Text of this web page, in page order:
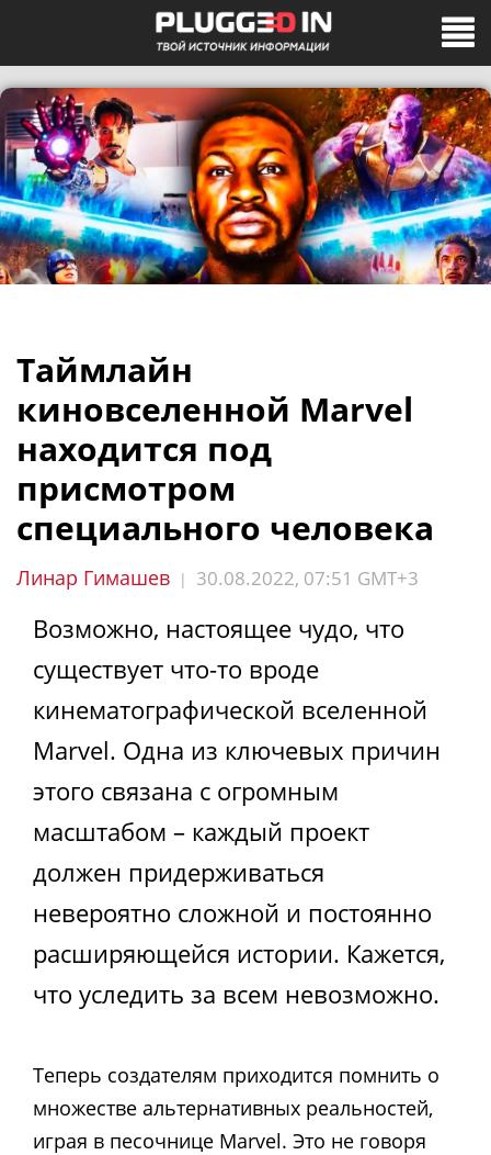
Таймлайн
киновселенной Marvel
находится под
присмотром
специального человека
Линар Гимашев | 30.08.2022, 07:51 GMT+3
Возможно, настоящее чудо, что
существует что-то вроде
кинематографической вселенной
Marvel. Одна из ключевых причин
этого связана с огромным
масштабом – каждый проект
должен придерживаться
невероятно сложной и постоянно
расширяющейся истории. Кажется,
что уследить за всем невозможно.
Теперь создателям приходится помнить о
множестве альтернативных реальностей,
играя в песочнице Marvel. Это не говоря